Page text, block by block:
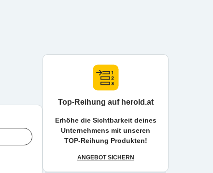
Top-Reihung auf herold.at
Erhöhe die Sichtbarkeit deines
Unternehmens mit unseren
TOP-Reihung Produkten!
ANGEBOT SICHERN